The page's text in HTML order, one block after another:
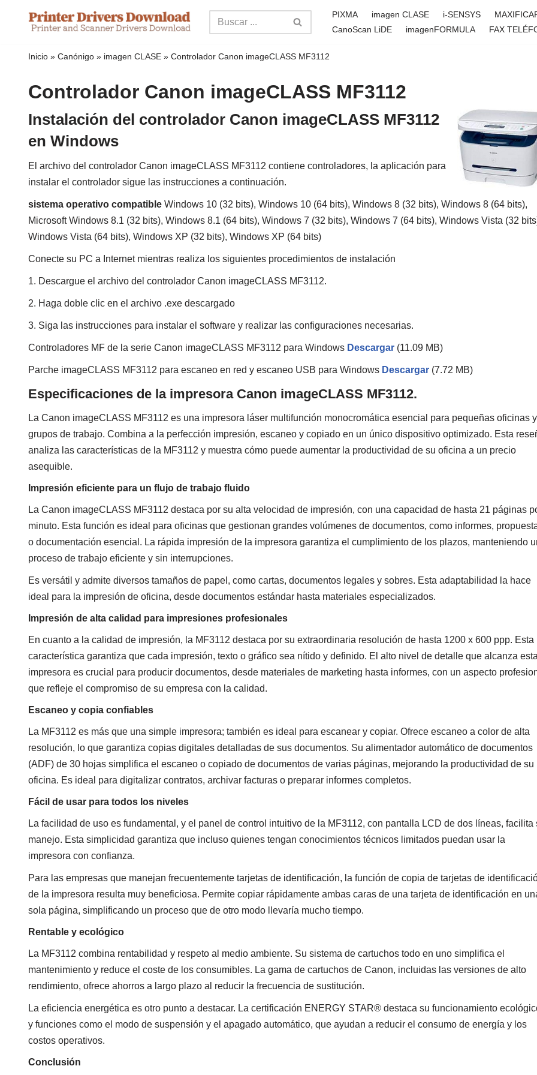
PIXMA imagen CLASE i-SENSYS
CanoScan LiDE
imagenFORMULA FAX
Inicio » Canónigo » imagen CLASE » Controlador Canon imageCLASS MF3112
Controlador Canon imageCLASS MF3112
Instalación del controlador Canon imageCLASS MF3112
en Windows
El archivo del controlador Canon imageCLASS MF3112 contiene controladores, la aplicación para
instalar el controlador sigue las instrucciones a continuación.
sistema operativo compatible Windows 10 (32 bits), Windows 10 (64 bits), Windows 8 (32 bits), Windows 8 (64 bits),
Microsoft Windows 8.1 (32 bits), Windows 8.1 (64 bits), Windows 7 (32 bits), Windows 7 (64 bits), Windows Vista (32
Windows Vista (64 bits), Windows XP (32 bits), Windows XP (64 bits)
Conecte su PC a Internet mientras realiza los siguientes procedimientos de instalación
1. Descargue el archivo del controlador Canon imageCLASS MF3112.
2. Haga doble clic en el archivo .exe descargado
3. Siga las instrucciones para instalar el software y realizar las configuraciones necesarias.
Controladores MF de la serie Canon imageCLASS MF3112 para Windows Descargar (11.09 MB)
Parche imageCLASS MF3112 para escaneo en red y escaneo USB para Windows Descargar (7.72 MB)
Especificaciones de la impresora Canon imageCLASS MF3112.
La Canon imageCLASS MF3112 es una impresora láser multifunción monocromática esencial para pequeñas oficinas y
grupos de trabajo. Combina a la perfección impresión, escaneo y copiado en un único dispositivo optimizado. Esta
analiza las características de la MF3112 y muestra cómo puede aumentar la productividad de su oficina a un precio
asequible.
Impresión eficiente para un flujo de trabajo fluido
La Canon imageCLASS MF3112 destaca por su alta velocidad de impresión, con una capacidad de hasta 21 páginas
minuto. Esta función es ideal para oficinas que gestionan grandes volúmenes de documentos, como informes,
o documentación esencial. La rápida impresión de la impresora garantiza el cumplimiento de los plazos, manteniendo
proceso de trabajo eficiente y sin interrupciones.
Es versátil y admite diversos tamaños de papel, como cartas, documentos legales y sobres. Esta adaptabilidad la hace
ideal para la impresión de oficina, desde documentos estándar hasta materiales especializados.
Impresión de alta calidad para impresiones profesionales
En cuanto a la calidad de impresión, la MF3112 destaca por su extraordinaria resolución de hasta 1200 x 600 ppp. Esta
característica garantiza que cada impresión, texto o gráfico sea nítido y definido. El alto nivel de detalle que alcanza esta
impresora es crucial para producir documentos, desde materiales de marketing hasta informes, con un aspecto
que refleje el compromiso de su empresa con la calidad.
Escaneo y copia confiables
La MF3112 es más que una simple impresora; también es ideal para escanear y copiar. Ofrece escaneo a color de alta
resolución, lo que garantiza copias digitales detalladas de sus documentos. Su alimentador automático de documentos
(ADF) de 30 hojas simplifica el escaneo o copiado de documentos de varias páginas, mejorando la productividad de su
oficina. Es ideal para digitalizar contratos, archivar facturas o preparar informes completos.
Fácil de usar para todos los niveles
La facilidad de uso es fundamental, y el panel de control intuitivo de la MF3112, con pantalla LCD de dos líneas, facilita
manejo. Esta simplicidad garantiza que incluso quienes tengan conocimientos técnicos limitados puedan usar la
impresora con confianza.
Para las empresas que manejan frecuentemente tarjetas de identificación, la función de copia de tarjetas de
de la impresora resulta muy beneficiosa. Permite copiar rápidamente ambas caras de una tarjeta de identificación en
sola página, simplificando un proceso que de otro modo llevaría mucho tiempo.
Rentable y ecológico
La MF3112 combina rentabilidad y respeto al medio ambiente. Su sistema de cartuchos todo en uno simplifica el
mantenimiento y reduce el coste de los consumibles. La gama de cartuchos de Canon, incluidas las versiones de alto
rendimiento, ofrece ahorros a largo plazo al reducir la frecuencia de sustitución.
La eficiencia energética es otro punto a destacar. La certificación ENERGY STAR® destaca su funcionamiento
y funciones como el modo de suspensión y el apagado automático, que ayudan a reducir el consumo de energía y los
costos operativos.
Conclusión